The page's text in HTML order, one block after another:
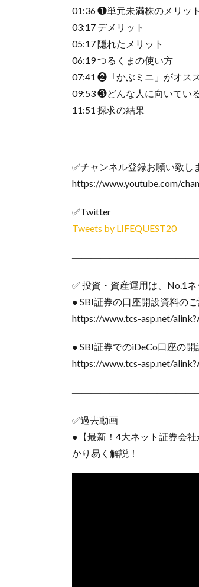
01:36 ❶単元未満株のメリット
03:17 デメリット
05:17 隠れたメリット
06:19 つるくまの使い方
07:41 ❷「かぶミニ」がオス
09:53 ❸どんな人に向いてい
11:51 探求の結果
✅チャンネル登録お願い致し
https://www.youtube.com/
✅Twitter
Tweets by LIFEQUEST20
✅ 投資・資産運用は、No.1
● SBI証券の口座開設資料の
https://www.tcs-asp.net/
● SBI証券でのiDeCo口座の開
https://www.tcs-asp.net/
✅過去動画
●【最新！4大ネット証券会
かり易く解説！